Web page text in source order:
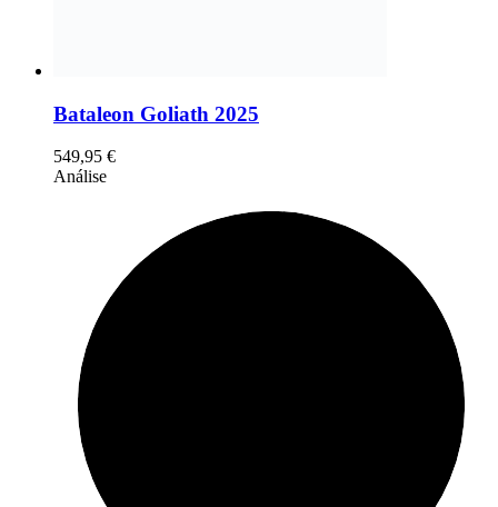
Bataleon Goliath 2025
549,95 €
Análise